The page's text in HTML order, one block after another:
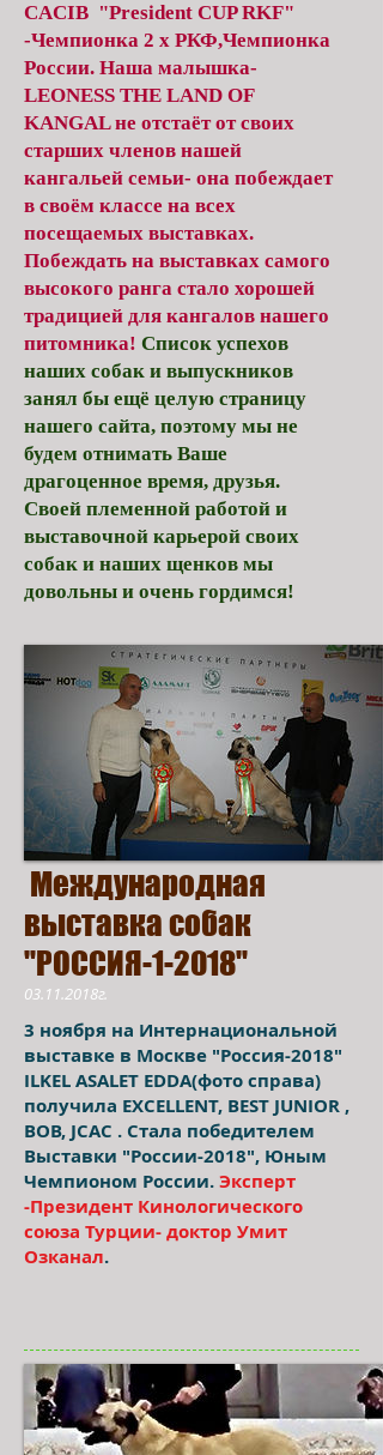
CACIB "President CUP RKF"
-Чемпионка 2 х РКФ,Чемпионка
России. Наша малышка-
LEONESS THE LAND OF
KANGAL не отстаёт от своих
старших членов нашей
кангальей семьи- она побеждает
в своём классе на всех
посещаемых выставках.
Побеждать на выставках самого
высокого ранга стало хорошей
традицией для кангалов нашего
питомника! Список успехов
наших собак и выпускников
занял бы ещё целую страницу
нашего сайта, поэтому мы не
будем отнимать Ваше
драгоценное время, друзья.
Своей племенной работой и
выставочной карьерой своих
собак и наших щенков мы
довольны и очень гордимся!
​ Международная
выставка собак
"РОССИЯ-1-2018"
03.11.2018г.
3 ноября на Интернациональной
выставке в Москве "Россия-2018"
ILKEL ASALET EDDA(фото справа)
получила EXCELLENT, BEST JUNIOR ,
BOB, JCAC . Стала победителем
Выставки "России-2018", Юным
Чемпионом России.Эксперт
-Президент Кинологического
союза Турции- доктор Умит
Озканал.